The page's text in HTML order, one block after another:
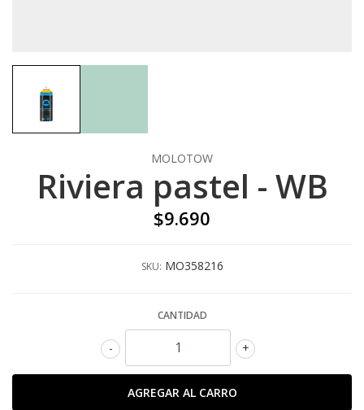
MOLOTOW
Riviera pastel - WB
$9.690
SKU: MO358216
CANTIDAD
+
-